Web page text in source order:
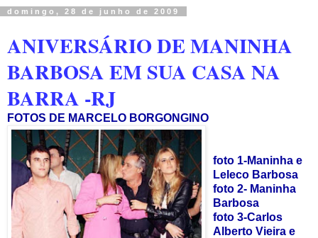
domingo, 28 de junho de 2009
ANIVERSÁRIO DE MANINHA
BARBOSA EM SUA CASA NA
BARRA -RJ
FOTOS DE MARCELO BORGONGINO
foto 1-Maninha e
Leleco Barbosa
foto 2- Maninha
Barbosa
foto 3-Carlos
Alberto Vieira e